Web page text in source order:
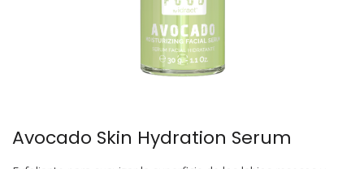
Avocado Skin Hydration Serum